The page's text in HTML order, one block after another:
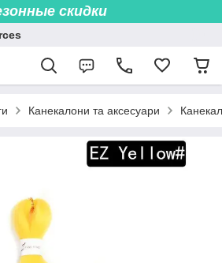
скидки
Канекалони та аксесуари